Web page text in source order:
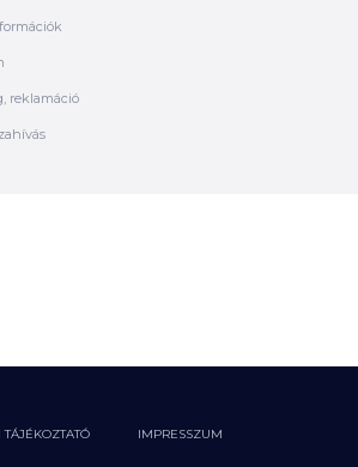
reklamáció
IMPRESSZUM